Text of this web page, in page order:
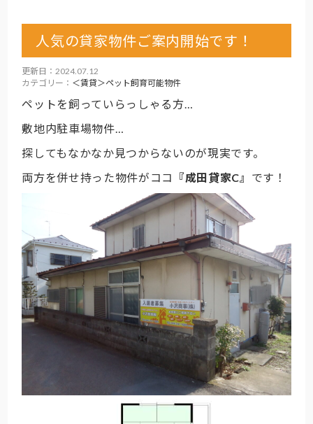
人気の貸家物件ご案内開始です！
更新日：2024.07.12
カテゴリー： ＜賃貸＞ペット飼育可能物件
ペットを飼っていらっしゃる方…
敷地内駐車場物件…
探してもなかなか見つからないのが現実です。
両方を併せ持った物件がココ
『成田貸家C』 です！